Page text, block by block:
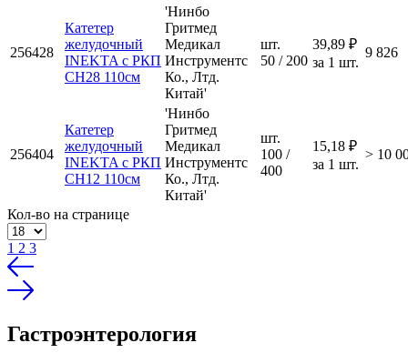
256428
Катетер
желудочный
INEKTA с РКП
CH28 110см
'Нинбо
Гритмед
Медикал
Инструментс
Ко., Лтд.
Китай'
шт.
50 / 200
39,89 ₽
за 1 шт.
9 826
256404
Катетер
желудочный
INEKTA с РКП
CH12 110см
'Нинбо
Гритмед
Медикал
Инструментс
Ко., Лтд.
Китай'
шт.
100 /
400
15,18 ₽
за 1 шт.
> 10
Кол-во на странице
1 2 3
Гастроэнтерология